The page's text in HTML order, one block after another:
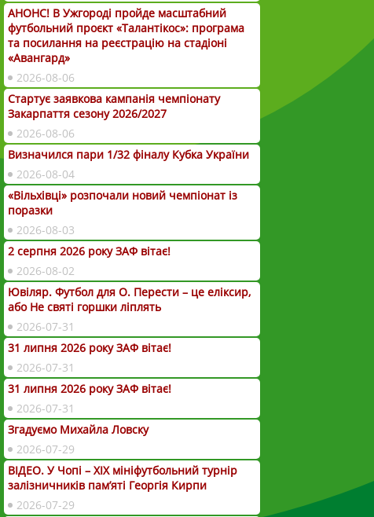
АНОНС! В Ужгороді пройде масштабний
футбольний проєкт «Талантікос»: програма
та посилання на реєстрацію на стадіоні
«Авангард»
2026-08-06
Стартує заявкова кампанія чемпіонату
Закарпаття сезону 2026/2027
2026-08-06
Визначился пари 1/32 фіналу Кубка України
2026-08-04
«Вільхівці» розпочали новий чемпіонат із
поразки
2026-08-03
2 серпня 2026 року ЗАФ вітає!
2026-08-02
Ювіляр. Футбол для О. Перести – це еліксир,
або Не святі горшки ліплять
2026-07-31
31 липня 2026 року ЗАФ вітає!
2026-07-31
31 липня 2026 року ЗАФ вітає!
2026-07-31
Згадуємо Михайла Ловску
2026-07-29
ВІДЕО. У Чопі – ХІХ мініфутбольний турнір
залізничників пам’яті Георгія Кирпи
2026-07-29